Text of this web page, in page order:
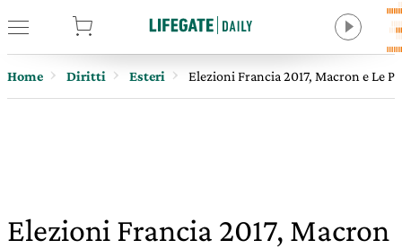
Home Diritti Esteri Elezioni Francia 2017, Macron e Le
Elezioni Francia 2017, Macron